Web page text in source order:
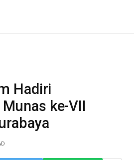
Hadiri
ke-VII